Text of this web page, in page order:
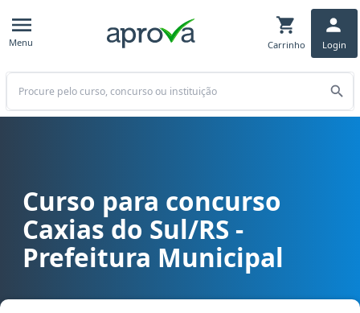
Menu Carrinho Login
Buscar
Curso para concurso Caxias do Sul/RS - Prefeitura Municipal
Curso para concurso
Caxias do Sul/RS -
Prefeitura Municipal